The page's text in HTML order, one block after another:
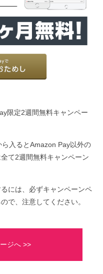
限定2週間無料キャンペー
入るとAmazon Pay以外の
て2週間無料キャンペーン
には、必ずキャンペーンペ
で、注意してください。
ジへ >>